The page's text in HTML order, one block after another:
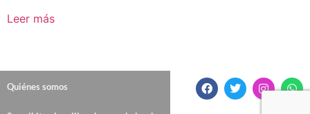
Leer más
Quiénes somos